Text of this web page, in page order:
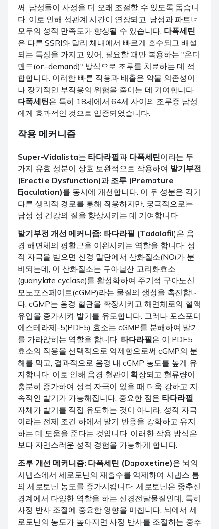
써, 남성들이 사정을 더 오래 조절할 수 있도록 돕습니
다. 이로 인해 성관계 시간이 연장되고, 남성과 파트너
모두의 성적 만족도가 향상될 수 있습니다. 다폭세틴
은 다른 SSRI와 달리 체내에서 빠르게 흡수되고 배설
되는 특징을 가지고 있어, 필요할 때만 복용하는 "온디
맨드(on-demand)" 방식으로 조루를 치료하는 데 적
합합니다. 이러한 빠른 작용과 배출은 약물 의존성이
나 장기적인 부작용의 위험을 줄이는 데 기여합니다.
다폭세틴은 특히 18세에서 64세 사이의 조루증 남성
에게 효과적인 것으로 입증되었습니다.
작용 메커니즘
Super-Vidalista는 타다라필과 다폭세틴이라는 두
가지 유효 성분이 상호 보완적으로 작용하여 발기부전
(Erectile Dysfunction)과 조루 (Premature
Ejaculation)를 동시에 개선합니다. 이 두 성분은 각기
다른 생리적 경로를 통해 작용하지만, 궁극적으로는
남성 성 건강의 질을 향상시키는 데 기여합니다.
발기부전 개선 메커니즘: 타다라필 (Tadalafil)은 음
경 해면체의 평활근을 이완시키는 역할을 합니다. 성
적 자극을 받으면 신경 말단에서 산화질소(NO)가 분
비되는데, 이 산화질소는 구아닐산 고리화효소
(guanylate cyclase)를 활성화하여 주기적 구아노신
모노포스페이트(cGMP)라는 물질의 생성을 촉진합니
다. cGMP는 음경 혈관을 확장시키고 해면체로의 혈액
유입을 증가시켜 발기를 유도합니다. 그러나 포스포디
에스테라제-5(PDE5) 효소는 cGMP를 분해하여 발기
를 가라앉히는 역할을 합니다. 타다라필은 이 PDE5
효소의 작용을 선택적으로 억제함으로써 cGMP의 분
해를 막고, 결과적으로 음경 내 cGMP 농도를 높게 유
지합니다. 이로 인해 음경 혈관이 확장되고 혈류량이
충분히 증가하여 성적 자극이 있을 때 더욱 강하고 지
속적인 발기가 가능해집니다. 중요한 점은 타다라필
자체가 발기를 직접 유도하는 것이 아니라, 성적 자극
이라는 전제 조건 하에서 발기 반응을 강화하고 유지
하는 데 도움을 준다는 것입니다. 이러한 작용 방식은
보다 자연스러운 성적 경험을 가능하게 합니다.
조루 개선 메커니즘: 다폭세틴 (Dapoxetine)은 뇌의
시냅스에서 세로토닌의 재흡수를 억제하여 시냅스 틈
의 세로토닌 농도를 증가시킵니다. 세로토닌은 중추신
경계에서 다양한 역할을 하는 신경전달물질인데, 특히
사정 반사 조절에 중요한 영향을 미칩니다. 뇌에서 세
로토닌의 농도가 높아지면 사정 반사를 조절하는 중추